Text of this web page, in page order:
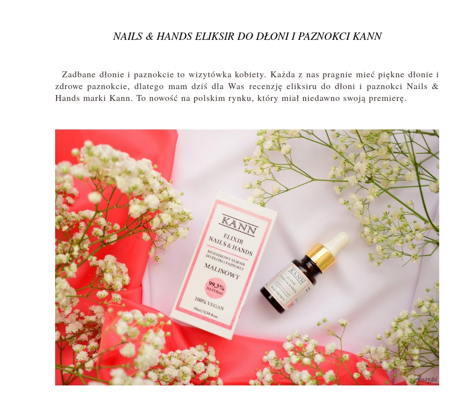
NAILS & HANDS ELIKSIR DO DŁONI I PAZNOKCI KANN
Zadbane dłonie i paznokcie to wizytówka kobiety. Każda z nas pragnie mieć piękne dłonie i
zdrowe paznokcie, dlatego mam dziś dla Was recenzję eliksiru do dłoni i paznokci Nails &
Hands marki Kann. To nowość na polskim rynku, który miał niedawno swoją premierę.